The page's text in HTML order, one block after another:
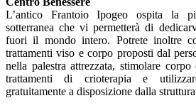
L’antico Frantoio Ipogeo ospita la
sotterranea che vi permetterà di
fuori il mondo intero. Potrete inoltre
trattamenti viso e corpo proposti dal
nella palestra attrezzata, stimolare
trattamenti di crioterapia e
gratuitamente a disposizione dalla